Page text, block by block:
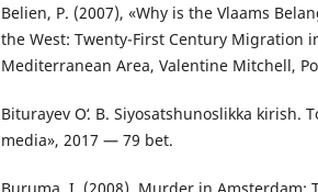
Belien, P. (2007), «Why is the Vlaams
the West: Twenty-First Century Migration
Mediterranean Area, Valentine Mitchell,
Biturayev Oʻ. B. Siyosatshunoslikka kirish.
media», 2017 — 79 bet.